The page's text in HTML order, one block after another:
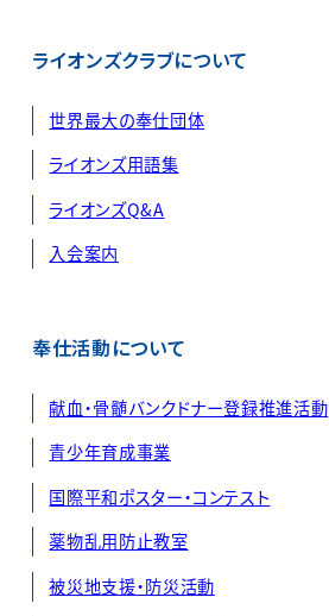
ライオンズクラブについて
世界最大の奉仕団体
ライオンズ用語集
ライオンズQ&A
入会案内
奉仕活動について
献血・骨髄バンクドナー登録推進活動
青少年育成事業
国際平和ポスター・コンテスト
薬物乱用防止教室
被災地支援・防災活動